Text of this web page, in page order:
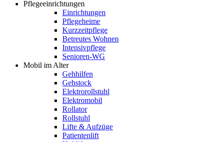
Pflegeeinrichtungen
Einrichtungen
Pflegeheime
Kurzzeitpflege
Betreutes Wohnen
Intensivpflege
Senioren-WG
Mobil im Alter
Gehhilfen
Gehstock
Elektrorollstuhl
Elektromobil
Rollator
Rollstuhl
Lifte & Aufzüge
Patientenlift